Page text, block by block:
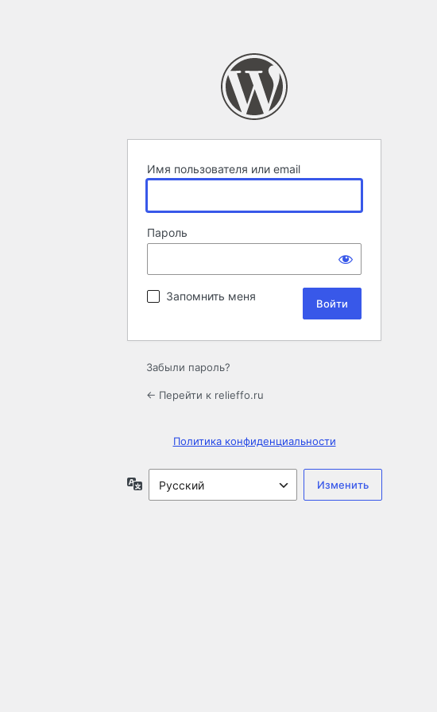
Имя пользователя или email
Пароль
Запомнить меня
Забыли пароль?
← Перейти к relieffo.ru
Политика конфиденциальности
Язык